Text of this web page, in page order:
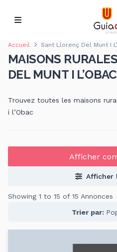
Accueil Sant Llorenç Del Munt I
MAISONS
DEL MUNT I L’OBAC
Trouvez toutes les maisons
i l’Obac
Afficher
Afficher
Showing 1 to 15 of 15 Annonces
Trier par: